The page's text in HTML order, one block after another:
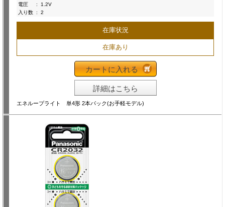
電圧
:
1.2V
入り数 : 2
在庫状況
在庫あり
カートに入れる
詳細はこちら
エネループライト 単4形 2本パック(お手軽モデル)